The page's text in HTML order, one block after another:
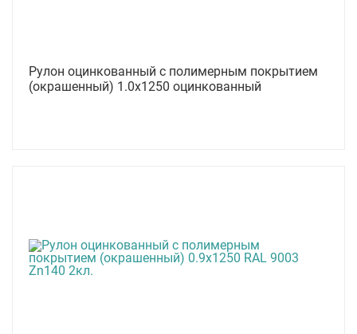
Рулон оцинкованный с полимерным покрытием
(окрашенный) 1.0x1250 оцинкованный